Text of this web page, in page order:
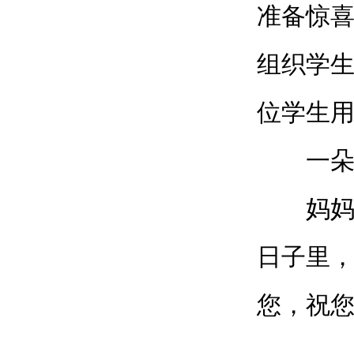
准备惊
组织学
位学生
一朵
妈妈
日子里
您，祝